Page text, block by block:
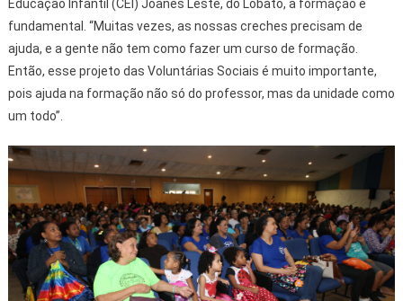
Educação Infantil (CEI) Joanes Leste, do Lobato, a formação é
fundamental. “Muitas vezes, as nossas creches precisam de
ajuda, e a gente não tem como fazer um curso de formação.
Então, esse projeto das Voluntárias Sociais é muito importante,
pois ajuda na formação não só do professor, mas da unidade como
um todo”.